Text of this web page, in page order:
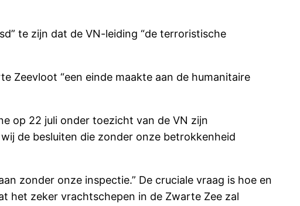
te zijn dat de VN-leiding “de terroristische
Zeevloot “een einde maakte aan de humanitaire
op 22 juli onder toezicht van de VN zijn
de besluiten die zonder onze betrokkenheid
zonder onze inspectie.” De cruciale vraag is hoe en
het zeker vrachtschepen in de Zwarte Zee zal